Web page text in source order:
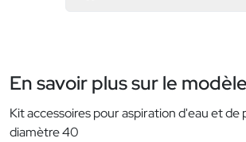
En savoir plus sur le modèle
Kit accessoires pour aspiration d'eau et de
diamètre 40